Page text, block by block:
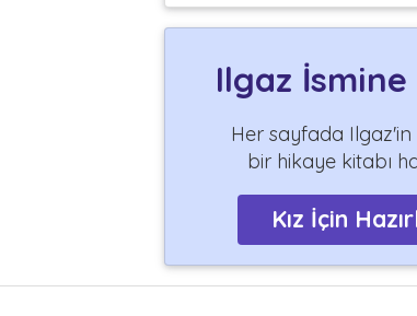
Ilgaz
Her sayfada Ilgaz'in
bir hikaye kitabı
Kız İçin